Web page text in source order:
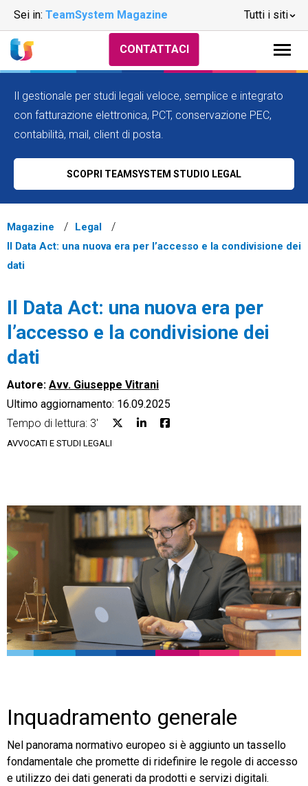
Sei in: TeamSystem Magazine Tutti i siti
Ecommerce
Email Marketing
Financial Solutions
HR
Trust Services
TeamSystem Corporate
TeamSystem Store
CONTATTACI
Il gestionale per studi legali veloce, semplice e integrato
con fatturazione elettronica, PCT, conservazione PEC,
contabilità, mail, client di posta.
SCOPRI TEAMSYSTEM STUDIO LEGAL
Magazine
Legal
Il Data Act: una nuova era per l’accesso e la condivisione dei
dati
Il Data Act: una nuova era per
l’accesso e la condivisione dei
dati
Autore: Avv. Giuseppe Vitrani
Ultimo aggiornamento: 16.09.2025
Tempo di lettura: 3'
AVVOCATI E STUDI LEGALI
Inquadramento generale
Nel panorama normativo europeo si è aggiunto un tassello
fondamentale che promette di ridefinire le regole di accesso
e utilizzo dei dati generati da prodotti e servizi digitali.